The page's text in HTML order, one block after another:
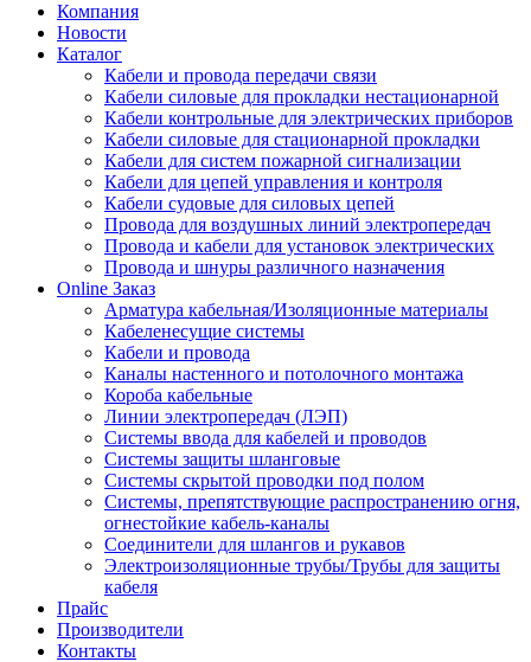
Компания
Новости
Каталог
Кабели и провода передачи связи
Кабели силовые для прокладки нестационарной
Кабели контрольные для электрических приборов
Кабели силовые для стационарной прокладки
Кабели для систем пожарной сигнализации
Кабели для цепей управления и контроля
Кабели судовые для силовых цепей
Провода для воздушных линий электропередач
Провода и кабели для установок электрических
Провода и шнуры различного назначения
Online Заказ
Арматура кабельная/Изоляционные материалы
Кабеленесущие системы
Кабели и провода
Каналы настенного и потолочного монтажа
Короба кабельные
Линии электропередач (ЛЭП)
Системы ввода для кабелей и проводов
Системы защиты шланговые
Системы скрытой проводки под полом
Системы, препятствующие распространению огня,
огнестойкие кабель-каналы
Соединители для шлангов и рукавов
Электроизоляционные трубы/Трубы для защиты
кабеля
Прайс
Производители
Контакты